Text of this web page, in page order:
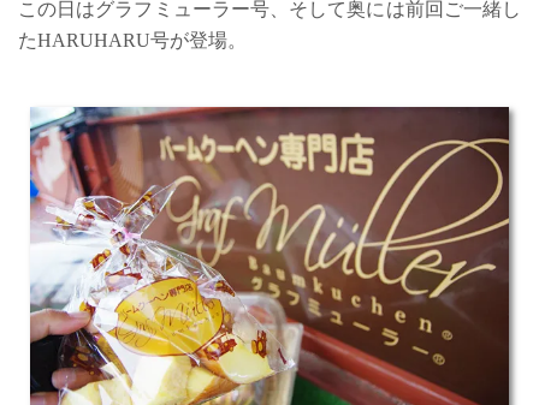
この日はグラフミューラー号、そして奥には前回ご一緒し
たHARUHARU号が登場。